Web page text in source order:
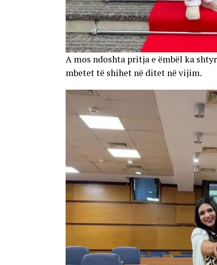
A mos ndoshta pritja e ëmbël ka
mbetet të shihet në ditet në vijim.